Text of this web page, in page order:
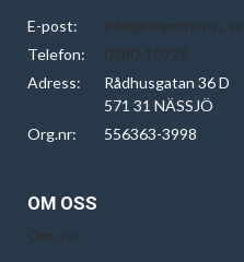
E-post:
info@hegethorns.se
Telefon:
0380-10928
Adress:
Rådhusgatan 36 D
571 31 NÄSSJÖ
Org.nr:
556363-3998
OM OSS
Om oss